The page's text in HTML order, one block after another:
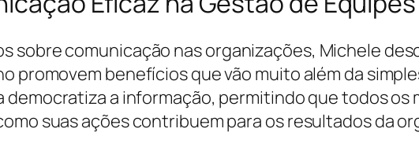
sobre comunicação nas organizações, Michele
promovem benefícios que vão muito além da
democratiza a informação, permitindo que todos
suas ações contribuem para os resultados da